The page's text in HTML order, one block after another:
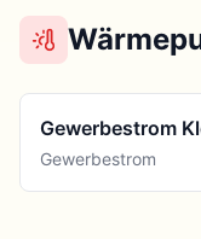
Gewerbestrom
Gewerbestrom